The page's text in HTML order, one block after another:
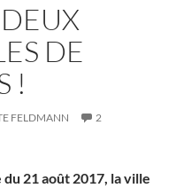
DE
!
FELDMANN
2
21 août 2017, la ville